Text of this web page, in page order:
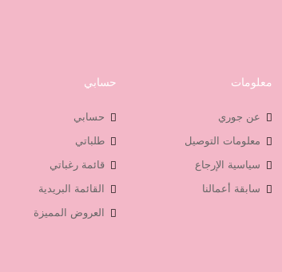
معلومات
عن جوري
معلومات التوصيل
سياسية الإرجاع
سابقة أعمالنا
حسابي
حسابي
طلباتي
قائمة رغباتي
القائمة البريدية
العروض المميزة